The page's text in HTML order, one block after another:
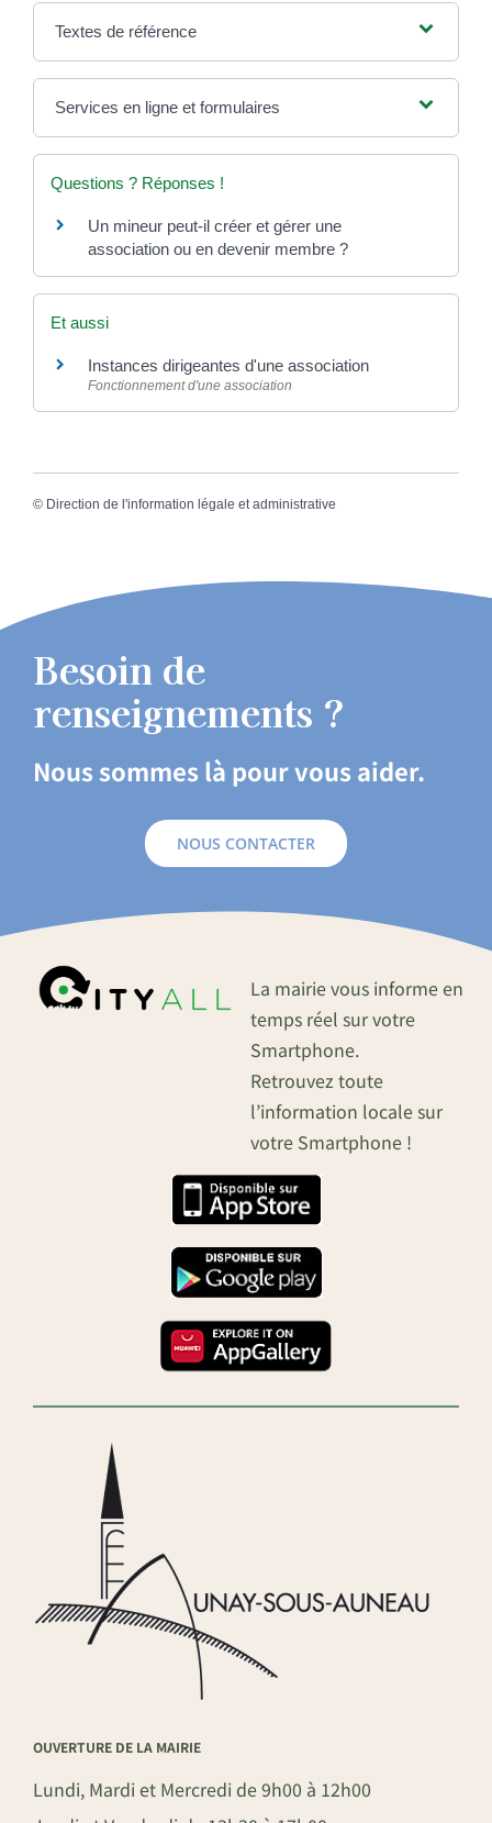
Textes de référence
Services en ligne et formulaires
Questions ? Réponses !
Un mineur peut-il créer et gérer une
association ou en devenir membre ?
Et aussi
Instances dirigeantes d'une association
Fonctionnement d'une association
© Direction de l'information légale et administrative
Besoin de
renseignements ?
Nous sommes là pour vous aider.
NOUS CONTACTER
La mairie vous informe en
temps réel sur votre
Smartphone.
Retrouvez toute
l’information locale sur
votre Smartphone !
OUVERTURE DE LA MAIRIE
Lundi, Mardi et Mercredi de 9h00 à 12h00